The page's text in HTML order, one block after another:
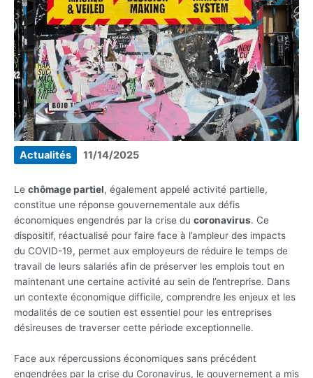
Actualités 11/14/2025
Le chômage partiel, également appelé activité partielle,
constitue une réponse gouvernementale aux défis
économiques engendrés par la crise du coronavirus. Ce
dispositif, réactualisé pour faire face à l’ampleur des impacts
du COVID-19, permet aux employeurs de réduire le temps de
travail de leurs salariés afin de préserver les emplois tout en
maintenant une certaine activité au sein de l’entreprise. Dans
un contexte économique difficile, comprendre les enjeux et les
modalités de ce soutien est essentiel pour les entreprises
désireuses de traverser cette période exceptionnelle.
Face aux répercussions économiques sans précédent
engendrées par la crise du Coronavirus, le gouvernement a mis